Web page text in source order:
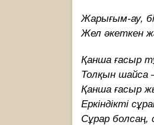
Жарығым-ау,
Жел əкеткен
Қанша ғасыр
Толқын шайса
Қанша ғасыр
Еркіндікті
Сұрар болсаң,